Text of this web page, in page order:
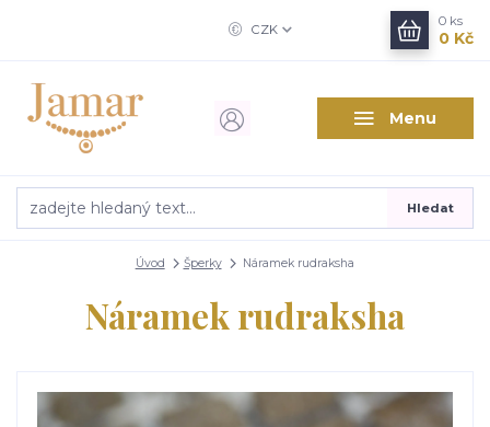
Menu
CZK
Hledat
0 ks
0 Kč
Úvod Šperky Náramek rudraksha
Náramek rudraksha